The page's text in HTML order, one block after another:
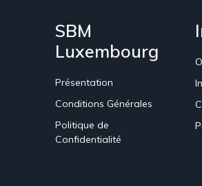
SBM
Luxembourg
Présentation
Conditions Générales
Politique de
Confidentialité